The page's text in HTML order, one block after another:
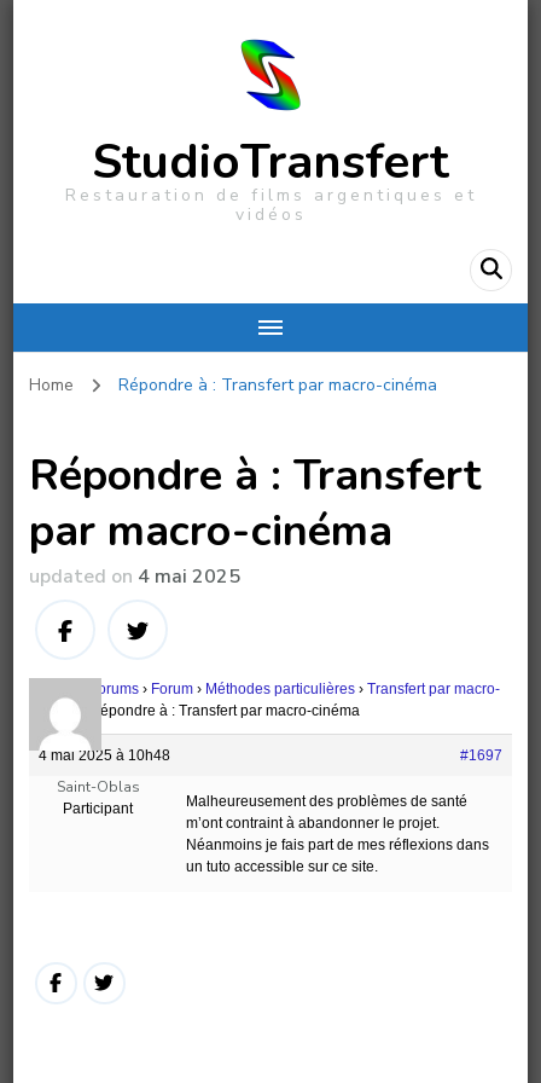
StudioTransfert
Restauration de films argentiques et
vidéos
Home Répondre à : Transfert par macro-cinéma
Répondre à : Transfert
par macro-cinéma
updated on 4 mai 2025
Forums › Forum › Méthodes particulières › Transfert par macro-
cinéma
› Répondre à : Transfert par macro-cinéma
4 mai 2025 à 10h48 #1697
Saint-Oblas
Participant
Malheureusement des problèmes de santé
m’ont contraint à abandonner le projet.
Néanmoins je fais part de mes réflexions dans
un tuto accessible sur ce site.